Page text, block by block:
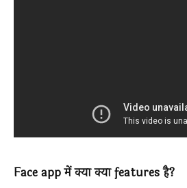
Face app में क्या क्या features है?